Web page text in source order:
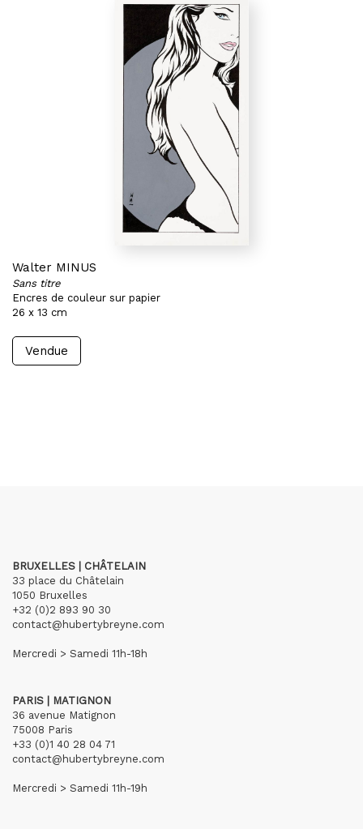
Walter MINUS
Sans titre
Encres de couleur sur papier
26 x 13 cm
Vendue
BRUXELLES | CHÂTELAIN
33 place du Châtelain
1050 Bruxelles
+32 (0)2 893 90 30
contact@hubertybreyne.com
Mercredi > Samedi 11h-18h
PARIS | MATIGNON
36 avenue Matignon
75008 Paris
+33 (0)1 40 28 04 71
contact@hubertybreyne.com
Mercredi > Samedi 11h-19h